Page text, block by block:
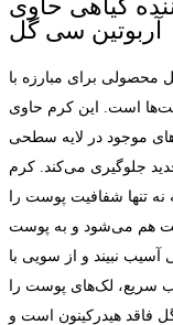
گیاهی حاوی
آربوتین سی گل
محصولی برای مبارزه با
است. این کرم حاوی
موجود در لایه سطحی
جلوگیری می‌کند. کرم
تنها شفافیت پوست را
هم می‌شود و به پوست
نبیند و از سویی با
سریع، لک‌های پوست را
فاقد هیدرکینون است و